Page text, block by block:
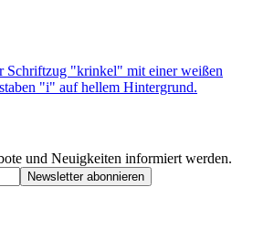
und Neuigkeiten informiert werden.